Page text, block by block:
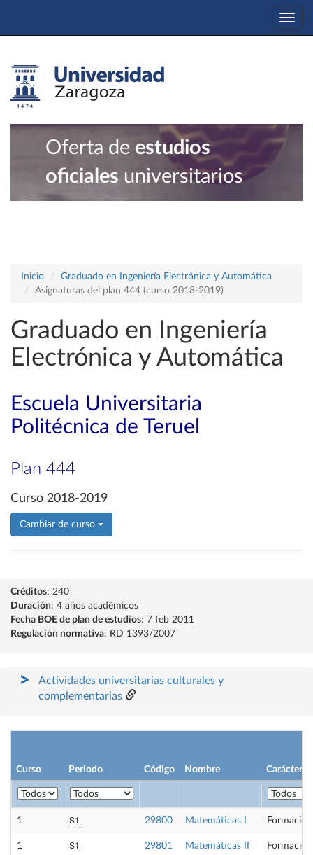
Oferta de estudios
oficiales universitarios
Inicio
Graduado en Ingeniería Electrónica y Automática
Asignaturas del plan 444 (curso 2018-2019)
Graduado en Ingeniería
Electrónica y Automática
Escuela Universitaria
Politécnica de Teruel
Plan 444
Curso 2018-2019
Cambiar de curso
Créditos: 240
Duración: 4 años académicos
Fecha BOE de plan de estudios: 7 feb 2011
Regulación normativa: RD 1393/2007
Actividades universitarias culturales y
complementarias
Curso Periodo Código Nombre Carácter
1 S1 29800 Matemáticas I
1 S1 29801 Matemáticas II